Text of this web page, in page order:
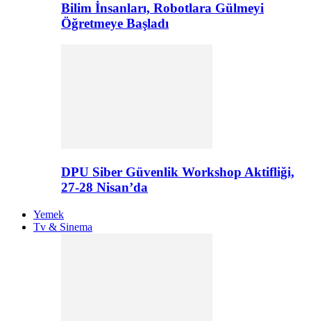
Bilim İnsanları, Robotlara Gülmeyi
Öğretmeye Başladı
DPU Siber Güvenlik Workshop Aktifliği,
27-28 Nisan’da
Yemek
Tv & Sinema